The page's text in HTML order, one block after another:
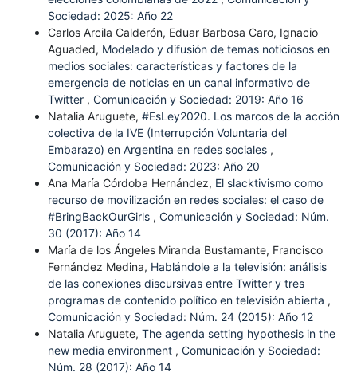
Sociedad: 2025: Año 22
Carlos Arcila Calderón, Eduar Barbosa Caro, Ignacio
Aguaded, Modelado y difusión de temas noticiosos en
medios sociales: características y factores de la
emergencia de noticias en un canal informativo de
Twitter , Comunicación y Sociedad: 2019: Año 16
Natalia Aruguete, #EsLey2020. Los marcos de la acción
colectiva de la IVE (Interrupción Voluntaria del
Embarazo) en Argentina en redes sociales ,
Comunicación y Sociedad: 2023: Año 20
Ana María Córdoba Hernández, El slacktivismo como
recurso de movilización en redes sociales: el caso de
#BringBackOurGirls , Comunicación y Sociedad: Núm.
30 (2017): Año 14
María de los Ángeles Miranda Bustamante, Francisco
Fernández Medina, Hablándole a la televisión: análisis
de las conexiones discursivas entre Twitter y tres
programas de contenido político en televisión abierta ,
Comunicación y Sociedad: Núm. 24 (2015): Año 12
Natalia Aruguete, The agenda setting hypothesis in the
new media environment , Comunicación y Sociedad:
Núm. 28 (2017): Año 14